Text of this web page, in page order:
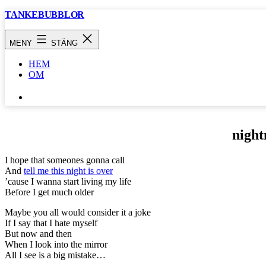
Hoppa
TANKEBUBBLOR
MENY STÄNG
HEM
OM
…
I hope that someones gonna call
And tell me this night is over
’cause I wanna start living my life
Before I get much older
Maybe you all would consider it a joke
If I say that I hate myself
But now and then
When I look into the mirror
All I see is a big mistake…